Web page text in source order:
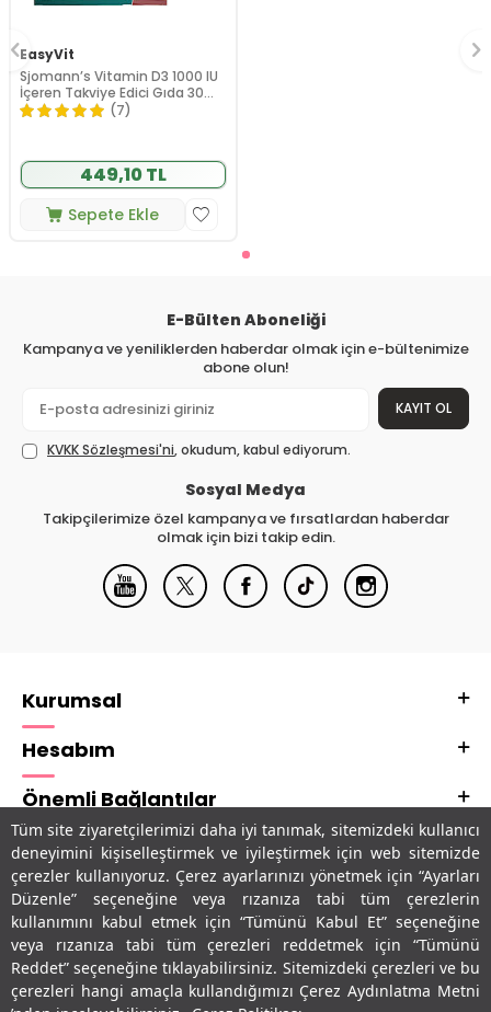
Tüm site ziyaretçilerimizi daha iyi tanımak, sitemizdeki kullanıcı
deneyimini kişiselleştirmek ve iyileştirmek için web sitemizde
çerezler kullanıyoruz. Çerez ayarlarınızı yönetmek için “Ayarları
Düzenle” seçeneğine veya rızanıza tabi tüm çerezlerin
kullanımını kabul etmek için “Tümünü Kabul Et” seçeneğine
veya rızanıza tabi tüm çerezleri reddetmek için “Tümünü
Reddet” seçeneğine tıklayabilirsiniz. Sitemizdeki çerezleri ve bu
çerezleri hangi amaçla kullandığımızı Çerez Aydınlatma Metni
EasyVit
Sjomann’s Vitamin D3 1000 IU
İçeren Takviye Edici Gıda 30
Adet Çiğnenebilir Jel Form
(7)
449,10 TL
Sepete Ekle
E-Bülten Aboneliği
Kampanya ve yeniliklerden haberdar olmak için e-bültenimize
abone olun!
KAYIT OL
KVKK Sözleşmesi'ni, okudum, kabul ediyorum.
Sosyal Medya
Takipçilerimize özel kampanya ve fırsatlardan haberdar
olmak için bizi takip edin.
Kurumsal
Hesabım
Önemli Bağlantılar
Adres & İletişim
Uygulamalarımız